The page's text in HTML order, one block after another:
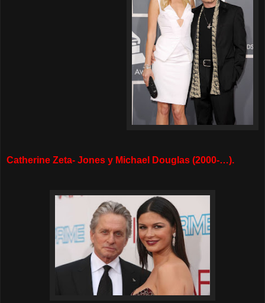
Catherine Zeta- Jones y Michael Douglas (2000-…).